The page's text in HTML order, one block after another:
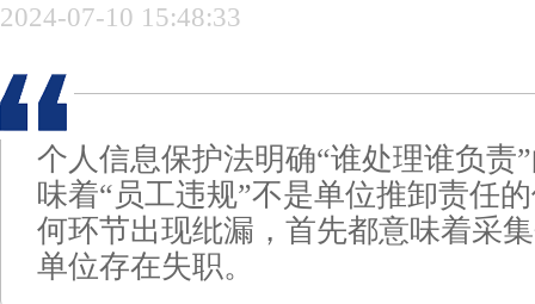
2024-07-10 15:48:33
个人信息保护法明确“谁处理谁负责
味着“员工违规”不是单位推卸责任
何环节出现纰漏，首先都意味着采
单位存在失职。